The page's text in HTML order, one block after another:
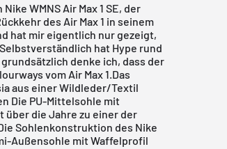
WMNS Air Max 1 SE, der
des Air Max1 in seinem
hat mir eigentlich nur gezeigt,
hat Hype rund
denke ich, dass der
vom Air Max 1.Das
aus einer Wildleder/Textil
Die PU-Mittelsohle mit
über die Jahre zu einer der
Sohlenkonstruktion des Nike
Außensohle mit Waffelprofil